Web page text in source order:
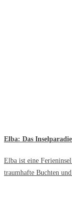
Elba: Das
Elba ist eine
traumhafte Buchten